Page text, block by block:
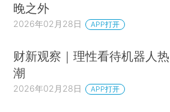
晚之外
2026年02月28日 APP打开
财新观察｜理性看待机器人热
潮
2026年02月28日 APP打开